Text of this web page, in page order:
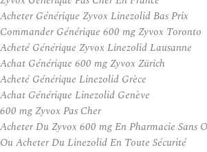
Acheter Générique Zyvox Linezolid Bas Prix
Commander Générique 600 mg Zyvox Toronto
Acheté Générique Zyvox Linezolid Lausanne
Achat Générique 600 mg Zyvox Zürich
Acheté Générique Linezolid Grèce
Achat Générique Linezolid Genève
600 mg Zyvox Pas Cher
Acheter Du Zyvox 600 mg En Pharmacie Sans
Ou Acheter Du Linezolid En Toute Sécurité